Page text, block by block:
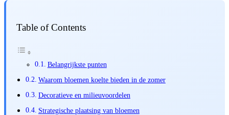
Table of Contents
Belangrijkste punten
Waarom bloemen koelte bieden in de zomer
Decoratieve en milieuvoordelen
Strategische plaatsing van bloemen